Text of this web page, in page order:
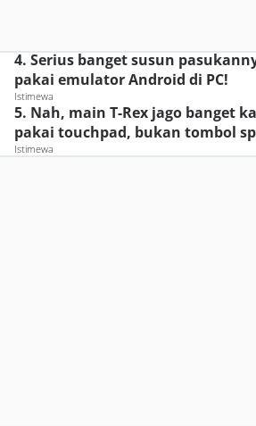
4. Serius banget susun
pakai emulator Android di PC!
Istimewa
5. Nah, main T-Rex jago banget
pakai touchpad, bukan tombol
Istimewa